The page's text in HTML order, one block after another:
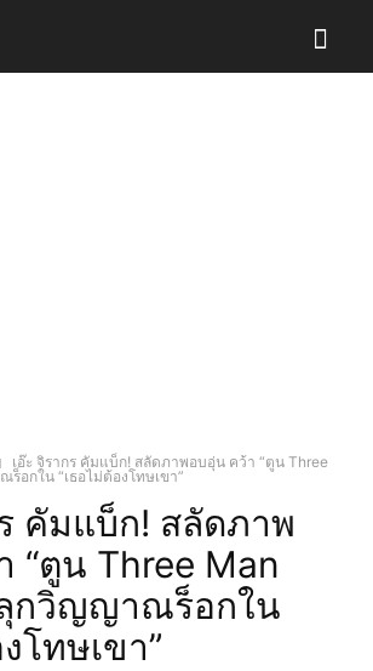
เอ๊ะ จิรากร คัมแบ็ก! สลัดภาพอบอุ่น คว้า “ตูน Three
อกใน “เธอไม่ต้องโทษเขา”
คัมแบ็ก! สลัดภาพ
“ตูน Three Man
กวิญญาณร็อกใน
โทษเขา”